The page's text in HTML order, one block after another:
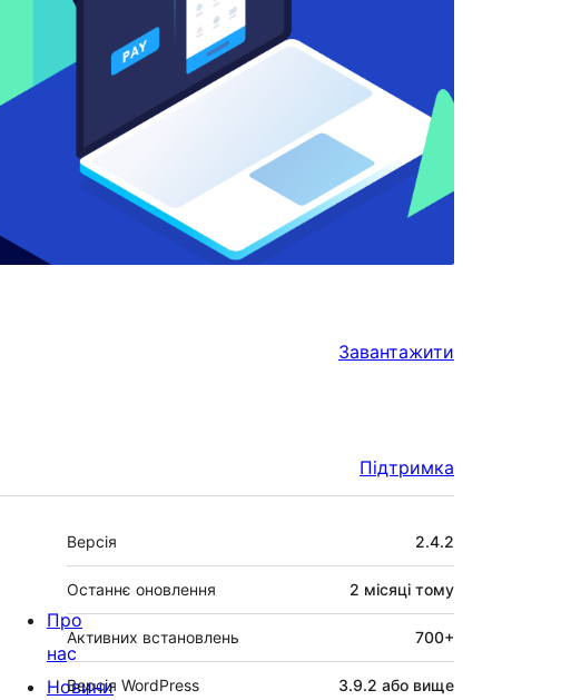
Завантажити
Підтримка
Мета
Версія 2.4.2
Останнє оновлення 2 місяці тому
Активних встановлень 700+
Версія WordPress 3.9.2 або вище
Про
нас
Новини